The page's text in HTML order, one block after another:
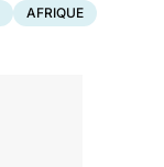
AFRIQUE